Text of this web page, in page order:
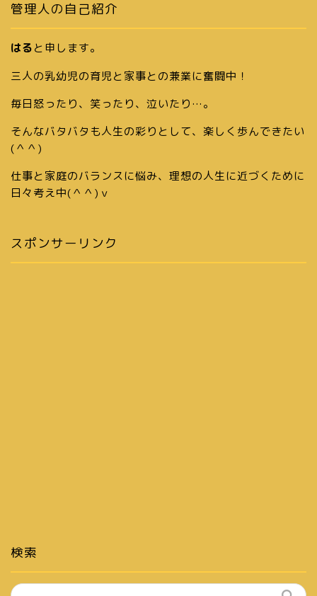
管理人の自己紹介
はると申します。
三人の乳幼児の育児と家事との兼業に奮闘中！
毎日怒ったり、笑ったり、泣いたり…。
そんなバタバタも人生の彩りとして、楽しく歩んできたい
(＾＾)
仕事と家庭のバランスに悩み、理想の人生に近づくために
日々考え中(＾＾)ｖ
スポンサーリンク
検索